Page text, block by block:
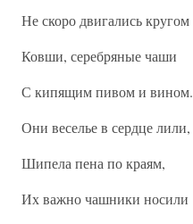
Не скоро двигались кругом
Ковши, серебряные чаши
С кипящим пивом и вином.
Они веселье в сердце лили,
Шипела пена по краям,
Их важно чашники носили